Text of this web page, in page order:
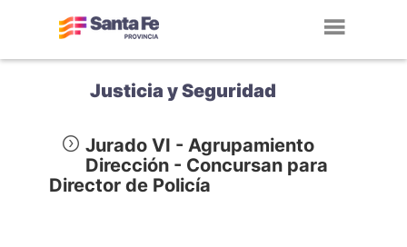
Justicia y Seguridad
Jurado VI - Agrupamiento
Dirección - Concursan para
Director de Policía